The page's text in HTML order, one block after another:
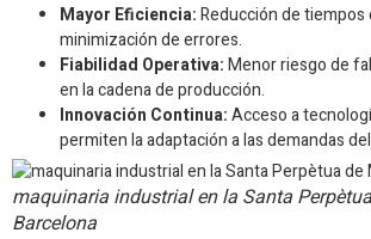
Mayor Eficiencia:Reducción de
minimización de errores.
Fiabilidad Operativa:Menor riesgo de
en la cadena de producción.
Innovación Continua:Acceso a
permiten la adaptación a las demandas
maquinaria industrial en la Santa
Barcelona